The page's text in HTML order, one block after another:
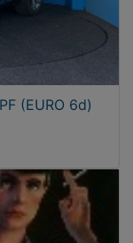
(EURO 6d)